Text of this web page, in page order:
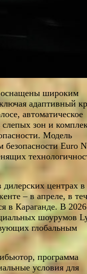
оснащены широким
адаптивный
автоматическое
зон и
Модель
безопасности Euro
центрах в
– в апреле, в
в Караганде. В
шоурумов
глобальным
программа
условия для